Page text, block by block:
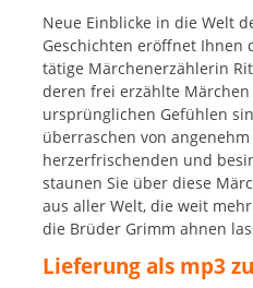
Neue Einblicke in die Welt
Geschichten eröffnet Ihnen
tätige Märchenerzählerin
deren frei erzählte
ursprünglichen Gefühlen
überraschen von
herzerfrischenden und
staunen Sie über diese
aus aller Welt, die weit
die Brüder Grimm ahnen
Lieferung als mp3